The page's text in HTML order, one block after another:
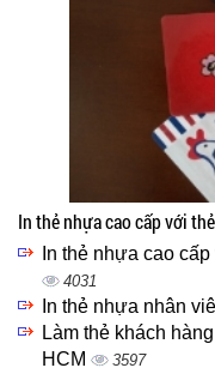
In thẻ nhựa cao cấp với
In thẻ nhựa cao
4031
In thẻ nhựa nhân
Làm thẻ khách
HCM
3597